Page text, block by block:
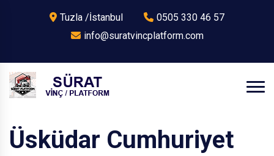
Tuzla /İstanbul
0505 330 46 57
info@suratvincplatform.com
Üsküdar Cumhuriyet